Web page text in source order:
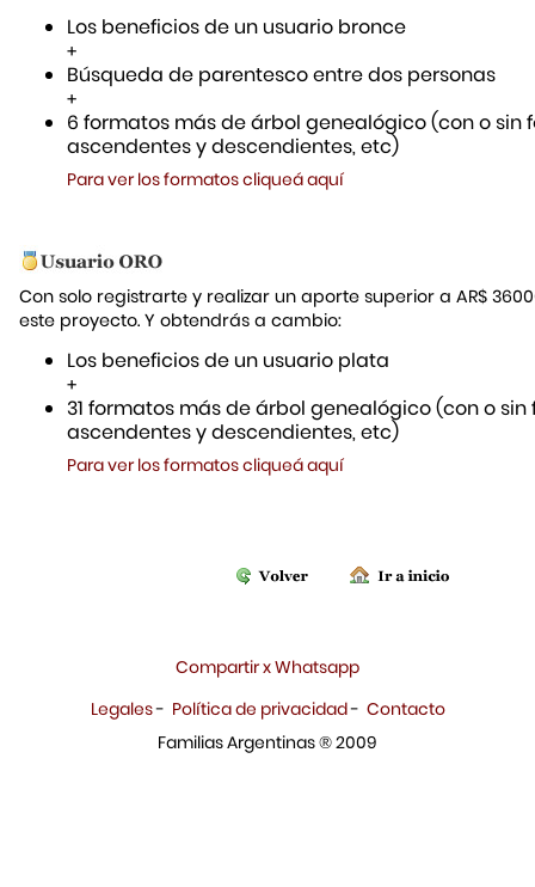
Los beneficios de un usuario bronce
+
Búsqueda de parentesco entre dos personas
+
6 formatos más de árbol genealógico (con o sin
ascendentes y descendientes, etc)
Para ver los formatos cliqueá aquí
Con solo registrarte y realizar un aporte superior a AR$
este proyecto. Y obtendrás a cambio:
Los beneficios de un usuario plata
+
31 formatos más de árbol genealógico (con o sin
ascendentes y descendientes, etc)
Para ver los formatos cliqueá aquí
Compartir x Whatsapp
Legales- Política de privacidad- Contacto
Familias Argentinas ® 2009